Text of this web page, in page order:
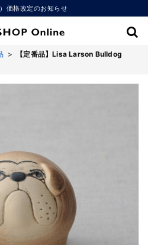
価格改定のお知らせ
>
【定番品】Lisa Larson Bulldog